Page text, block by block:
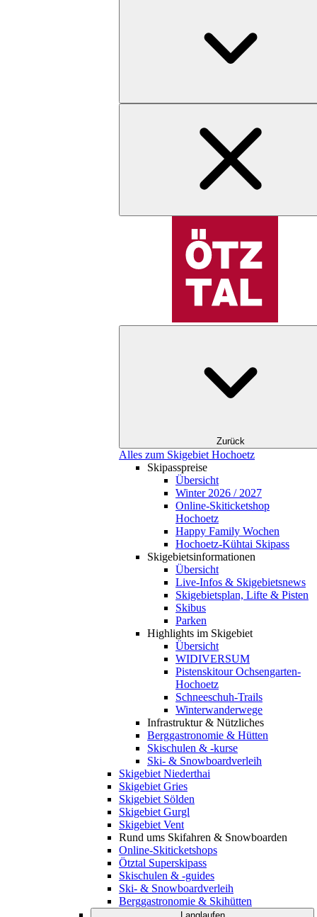
Zurück
Alles zum Skigebiet Hochoetz
Skipasspreise
Übersicht
Winter 2026 / 2027
Online-Skiticketshop
Hochoetz
Happy Family Wochen
Hochoetz-Kühtai Skipass
Skigebietsinformationen
Übersicht
Live-Infos & Skigebietsnews
Skigebietsplan, Lifte & Pisten
Skibus
Parken
Highlights im Skigebiet
Übersicht
WIDIVERSUM
Pistenskitour Ochsengarten-
Hochoetz
Schneeschuh-Trails
Winterwanderwege
Infrastruktur & Nützliches
Berggastronomie & Hütten
Skischulen & -kurse
Ski- & Snowboardverleih
Skigebiet Niederthai
Skigebiet Gries
Skigebiet Sölden
Skigebiet Gurgl
Skigebiet Vent
Rund ums Skifahren & Snowboarden
Online-Skiticketshops
Ötztal Superskipass
Skischulen & -guides
Ski- & Snowboardverleih
Berggastronomie & Skihütten